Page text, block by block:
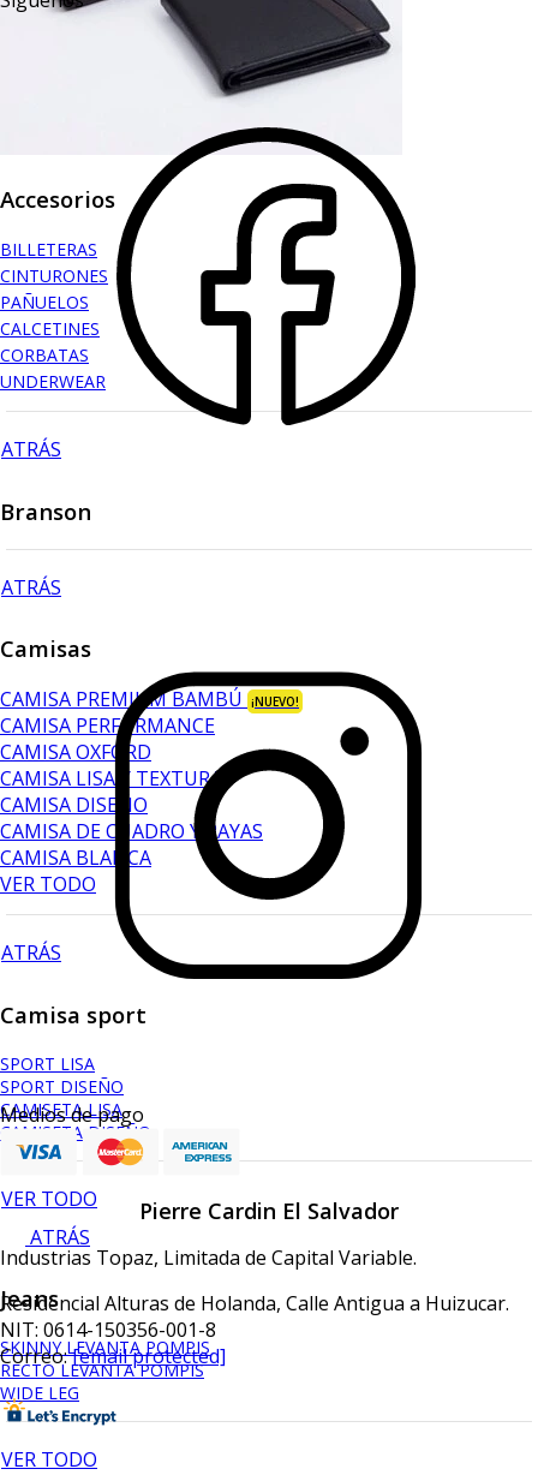
Accesorios
BILLETERAS
CINTURONES
PAÑUELOS
CALCETINES
CORBATAS
UNDERWEAR
ATRÁS
Branson
ATRÁS
Camisas
CAMISA PREMIUM BAMBÚ ¡NUEVO!
CAMISA PERFORMANCE
CAMISA OXFORD
CAMISA LISA Y TEXTURA
CAMISA DISEÑO
CAMISA DE CUADRO Y RAYAS
CAMISA BLANCA
VER TODO
ATRÁS
Camisa sport
SPORT LISA
SPORT DISEÑO
CAMISETA LISA
CAMISETA DISEÑO
VER TODO
ATRÁS
Jeans
SKINNY LEVANTA POMPIS
RECTO LEVANTA POMPIS
WIDE LEG
VER TODO
Medios de pago
Pierre Cardin El Salvador
Industrias Topaz, Limitada de Capital Variable.
Residencial Alturas de Holanda, Calle Antigua a Huizucar.
NIT: 0614-150356-001-8
Correo:[email protected]